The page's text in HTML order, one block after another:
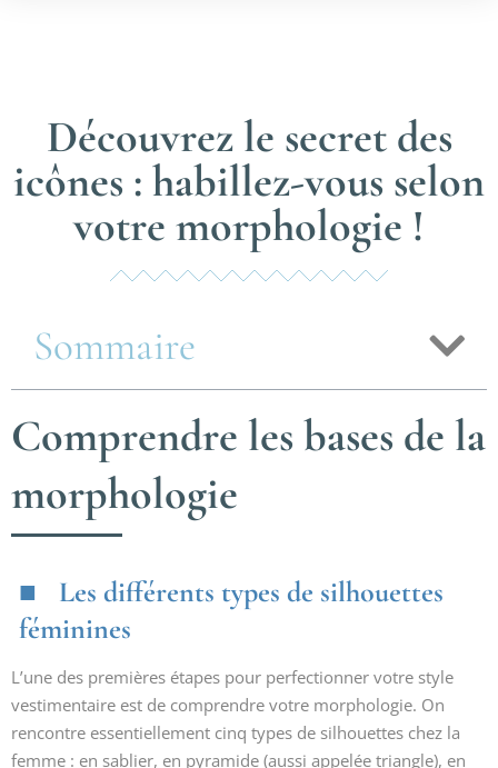
Découvrez le secret des
icônes : habillez-vous selon
votre morphologie !
Sommaire
Comprendre les bases de la
morphologie
Les différents types de silhouettes
féminines
L’une des premières étapes pour perfectionner votre style
vestimentaire est de comprendre votre morphologie. On
rencontre essentiellement cinq types de silhouettes chez la
femme : en sablier, en pyramide (aussi appelée triangle), en